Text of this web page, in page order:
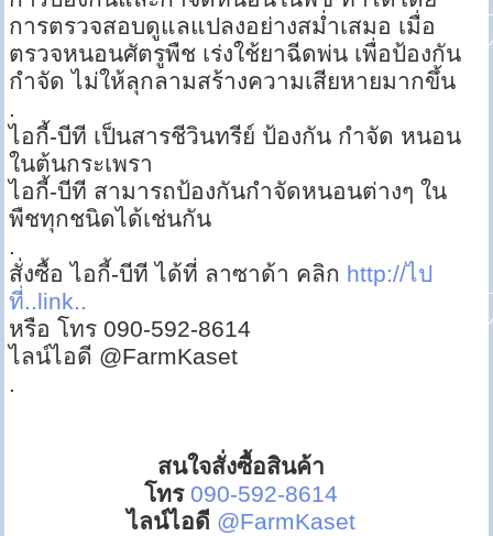
การตรวจสอบดูแลแปลงอย่างสม่ำเสมอ เมื่อ
ตรวจหนอนศัตรูพืช เร่งใช้ยาฉีดพ่น เพื่อป้องกัน
กำจัด ไม่ให้ลุกลามสร้างความเสียหายมากขึ้น
.
ไอกี้-บีที เป็นสารชีวินทรีย์ ป้องกัน กำจัด หนอน
ในต้นกระเพรา
ไอกี้-บีที สามารถป้องกันกำจัดหนอนต่างๆ ใน
พืชทุกชนิดได้เช่นกัน
.
สั่งซื้อ ไอกี้-บีที ได้ที่ ลาซาด้า คลิก http://ไป
ที่..link..
หรือ โทร 090-592-8614
ไลน์ไอดี @FarmKaset
.
สนใจสั่งซื้อสินค้า
โทร 090-592-8614
ไลน์ไอดี @FarmKaset